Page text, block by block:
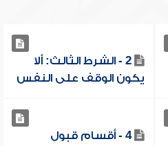
2 - الشرط الثالث: ألا
يكون الوقف على النفس
4 - أقسام قبول